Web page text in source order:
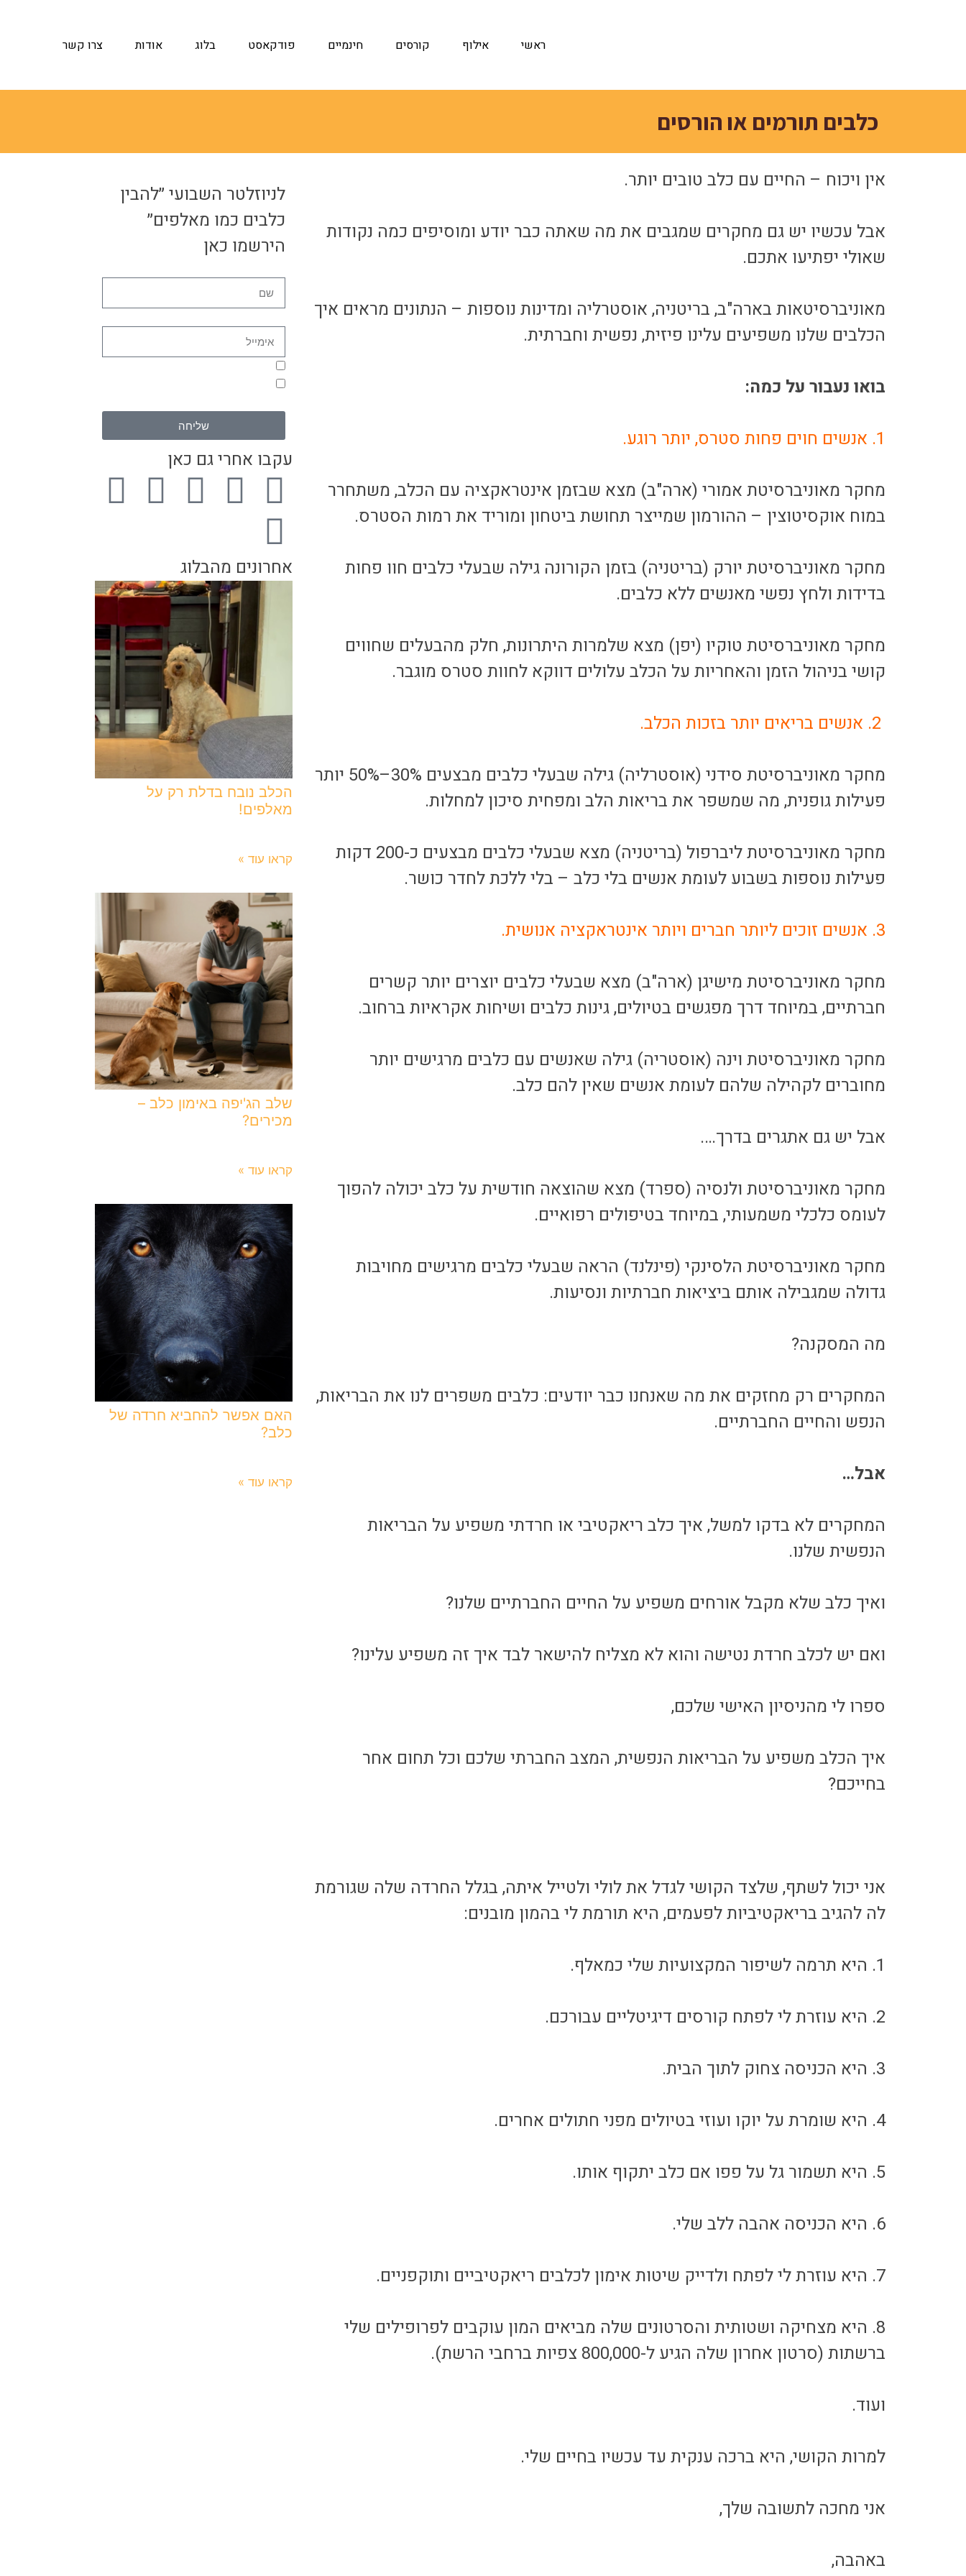
ראשי אילוף קורסים חינמיים פודקאסט בלוג אודות צרו קשר
כלבים תורמים או הורסים
אין ויכוח – החיים עם כלב טובים יותר.
אבל עכשיו יש גם מחקרים שמגבים את מה שאתה כבר יודע ומוסיפים כמה נקודות
שאולי יפתיעו אתכם.
מאוניברסיטאות בארה"ב, בריטניה, אוסטרליה ומדינות נוספות – הנתונים מראים איך
הכלבים שלנו משפיעים עלינו פיזית, נפשית וחברתית.
בואו נעבור על כמה:
1. אנשים חוים פחות סטרס, יותר רוגע.
מחקר מאוניברסיטת אמורי (ארה"ב) מצא שבזמן אינטראקציה עם הכלב, משתחרר
במוח אוקסיטוצין – ההורמון שמייצר תחושת ביטחון ומוריד את רמות הסטרס.
מחקר מאוניברסיטת יורק (בריטניה) בזמן הקורונה גילה שבעלי כלבים חוו פחות
בדידות ולחץ נפשי מאנשים ללא כלבים.
מחקר מאוניברסיטת טוקיו (יפן) מצא שלמרות היתרונות, חלק מהבעלים שחווים
קושי בניהול הזמן והאחריות על הכלב עלולים דווקא לחוות סטרס מוגבר.
מחקר מאוניברסיטת סידני (אוסטרליה) גילה שבעלי כלבים מבצעים 30%–50% יותר
פעילות גופנית, מה שמשפר את בריאות הלב ומפחית סיכון למחלות.
מחקר מאוניברסיטת ליברפול (בריטניה) מצא שבעלי כלבים מבצעים כ-200 דקות
פעילות נוספות בשבוע לעומת אנשים בלי כלב – בלי ללכת לחדר כושר.
מחקר מאוניברסיטת מישיגן (ארה"ב) מצא שבעלי כלבים יוצרים יותר קשרים
חברתיים, במיוחד דרך מפגשים בטיולים, גינות כלבים ושיחות אקראיות ברחוב.
מחקר מאוניברסיטת וינה (אוסטריה) גילה שאנשים עם כלבים מרגישים יותר
מחוברים לקהילה שלהם לעומת אנשים שאין להם כלב.
אבל יש גם אתגרים בדרך….
מחקר מאוניברסיטת ולנסיה (ספרד) מצא שהוצאה חודשית על כלב יכולה להפוך
לעומס כלכלי משמעותי, במיוחד בטיפולים רפואיים.
מחקר מאוניברסיטת הלסינקי (פינלנד) הראה שבעלי כלבים מרגישים מחויבות
גדולה שמגבילה אותם ביציאות חברתיות ונסיעות.
מה המסקנה?
המחקרים רק מחזקים את מה שאנחנו כבר יודעים: כלבים משפרים לנו את הבריאות,
הנפש והחיים החברתיים.
אבל…
המחקרים לא בדקו למשל, איך כלב ריאקטיבי או חרדתי משפיע על הבריאות
הנפשית שלנו.
ואיך כלב שלא מקבל אורחים משפיע על החיים החברתיים שלנו?
ואם יש לכלב חרדת נטישה והוא לא מצליח להישאר לבד איך זה משפיע עלינו?
ספרו לי מהניסיון האישי שלכם,
איך הכלב משפיע על הבריאות הנפשית, המצב החברתי שלכם וכל תחום אחר
בחייכם?
אני יכול לשתף, שלצד הקושי לגדל את לולי ולטייל איתה, בגלל החרדה שלה שגורמת
לה להגיב בריאקטיביות לפעמים, היא תורמת לי בהמון מובנים:
1. היא תרמה לשיפור המקצועיות שלי כמאלף.
2. היא עוזרת לי לפתח קורסים דיגיטליים עבורכם.
3. היא הכניסה צחוק לתוך הבית.
4. היא שומרת על יוקו ועוזי בטיולים מפני חתולים אחרים.
5. היא תשמור גל על פפו אם כלב יתקוף אותו.
6. היא הכניסה אהבה ללב שלי.
7. היא עוזרת לי לפתח ולדייק שיטות אימון לכלבים ריאקטיביים ותוקפניים.
8. היא מצחיקה ושטותית והסרטונים שלה מביאים המון עוקבים לפרופילים שלי
ברשתות (סרטון אחרון שלה הגיע ל-800,000 צפיות ברחבי הרשת).
ועוד.
למרות הקושי, היא ברכה ענקית עד עכשיו בחיים שלי.
אני מחכה לתשובה שלך,
באהבה,
לניוזלטר השבועי ״להבין
כלבים כמו מאלפים״
הירשמו כאן
שליחה
עקבו אחרי גם כאן
אחרונים מהבלוג
הכלב נובח בדלת רק על
מאלפים!
קראו עוד »
שלב הג'יפה באימון כלב –
מכירים?
קראו עוד »
האם אפשר להחביא חרדה של
כלב?
קראו עוד »